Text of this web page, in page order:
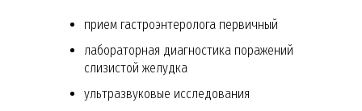
прием гастроэнтеролога первичный
лабораторная диагностика поражений
слизистой желудка
ультразвуковые исследования